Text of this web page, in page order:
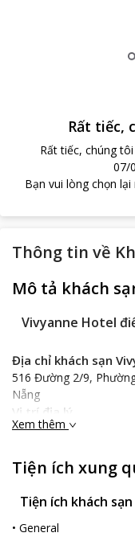
Rất tiếc,
Rất tiếc, chúng
07/
Bạn vui lòng chọn
Thông tin về
Mô tả khách
Vivyanne Hotel
Địa chỉ khách sạn
516 Đường 2/9,
Nẵng
Vị trí địa lý
Nằm trong bán kính chỉ
vị trí lý tưởng cho
bạn.
Vivyanne Hotelnằm
chừng 10 phút lái xe và
Xem thêm
Tiện ích xung
Tiện ích khách sạn
• General